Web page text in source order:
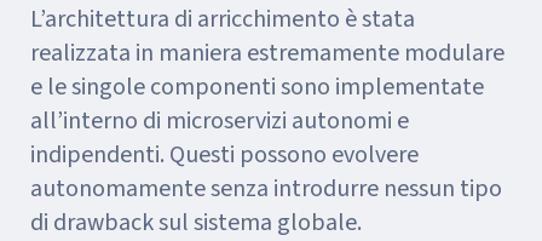
L’architettura di arricchimento è stata
realizzata in maniera estremamente modulare
e le singole componenti sono implementate
all’interno di microservizi autonomi e
indipendenti. Questi possono evolvere
autonomamente senza introdurre nessun tipo
di drawback sul sistema globale.